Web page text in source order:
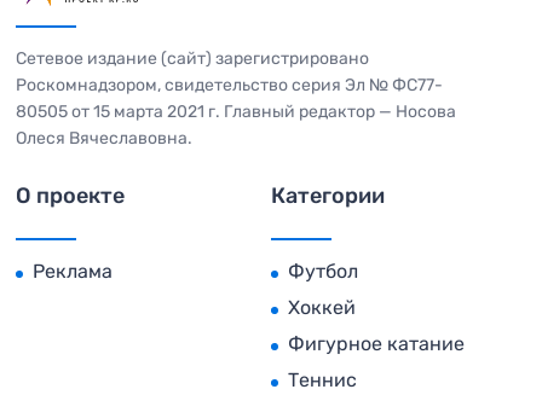
Сетевое издание (сайт) зарегистрировано
Роскомнадзором, свидетельство серия Эл № ФС77-
80505 от 15 марта 2021 г. Главный редактор — Носова
Олеся Вячеславовна.
О проекте
Реклама
Категории
Футбол
Хоккей
Фигурное катание
Теннис